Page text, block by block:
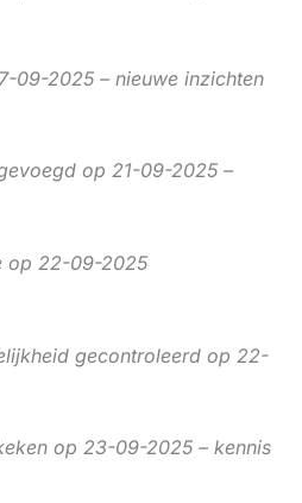
09-2025 – nieuwe inzichten
op 21-09-2025 –
op 22-09-2025
gecontroleerd op 22-
op 23-09-2025 – kennis